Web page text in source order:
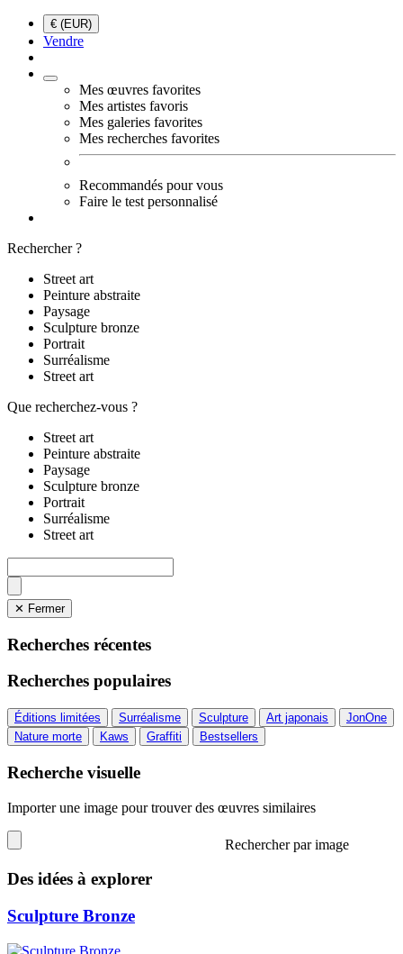
€ (EUR)
Vendre
Mes œuvres favorites
Mes artistes favoris
Mes galeries favorites
Mes recherches favorites
Recommandés pour vous
Faire le test personnalisé
Rechercher ?
Street art
Peinture abstraite
Paysage
Sculpture bronze
Portrait
Surréalisme
Street art
Que recherchez-vous ?
Street art
Peinture abstraite
Paysage
Sculpture bronze
Portrait
Surréalisme
Street art
✕ Fermer
Recherches récentes
Recherches populaires
Éditions limitées Surréalisme Sculpture Art japonais
JonOne
Nature morte
Kaws Graffiti Bestsellers
Recherche visuelle
Importer une image pour trouver des œuvres similaires
Rechercher par image
Des idées à explorer
Sculpture Bronze